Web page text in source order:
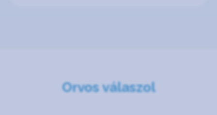
Orvos válaszol